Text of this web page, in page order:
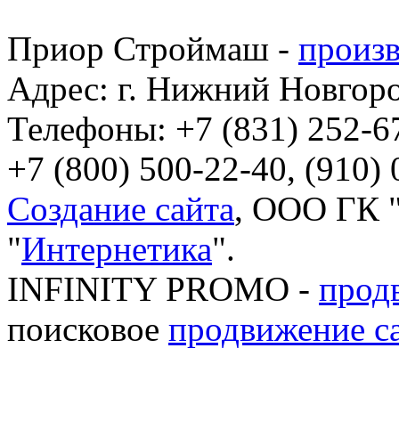
Приор Строймаш -
Адрес: г. Нижний
Телефоны: +7 (831) 252-
+7 (800) 500-22-40, (910)
Создание сайта, ООО ГК
"Интернетика".
INFINITY PROMO -
поисковое продвижение